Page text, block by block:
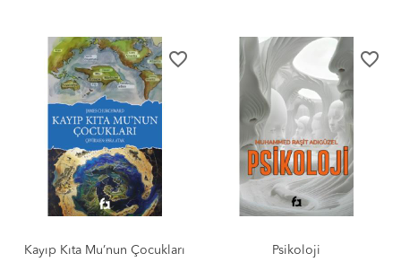
favorite_border
Kayıp Kıta Mu’nun Çocukları
favorite_border
Psikoloji